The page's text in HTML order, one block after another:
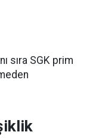
sıra SGK prim